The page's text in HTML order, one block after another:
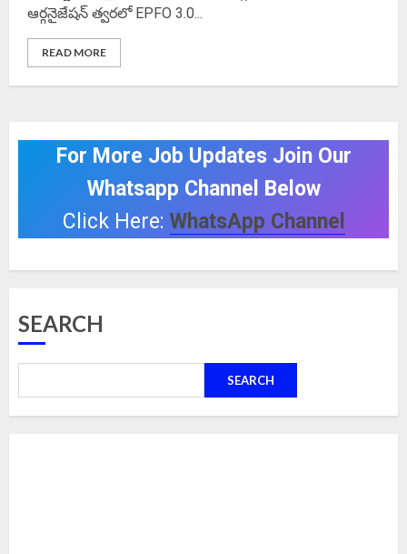
ఆర్గనైజేషన్ త్వరలో EPFO ​​3.0...
READ MORE
For More Job Updates Join Our
Whatsapp Channel Below
Click Here: WhatsApp Channel
SEARCH
SEARCH